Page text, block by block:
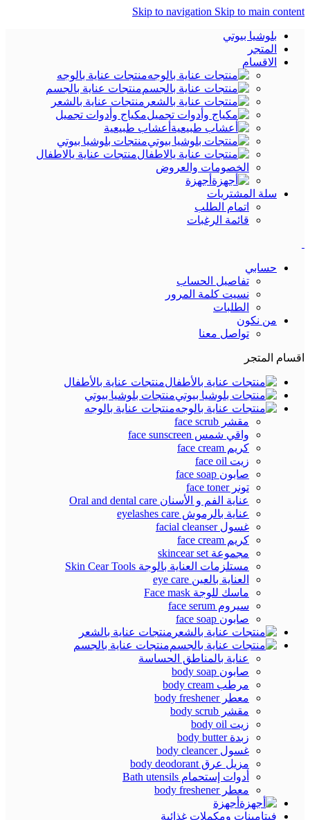
Skip to navigation Skip to main content
بلوشيا بيوتي
المتجر
الاقسام
منتجات عناية بالوجه
منتجات عناية بالجسم
منتجات عناية بالشعر
مكياج وأدوات تجميل
أعشاب طبيعية
منتجات بلوشيا بيوتي
منتجات عناية يالاطفال
الخصومات والعروض
أجهزة
سلة المشتريات
اتمام الطلب
قائمة الرغبات
حسابي
تفاصيل الحساب
نسيت كلمة المرور
الطلبات
من نكون
تواصل معنا
اقسام المتجر
منتجات عناية بالأطفال
منتجات بلوشيا بيوتي
منتجات عناية بالوجه
مقشر face scrub
واقي شمس face sunscreen
كريم face cream
زيت face oil
صابون face soap
تونر face toner
عناية الفم و الأسنان Oral and dental care
عناية بالرموش eyelashes care
غسول facial cleanser
كريم face cream
مجموعة skincear set
مستلزمات العناية بالوجة Skin Cear Tools
العناية بالعين eye care
ماسك للوجة Face mask
سيروم face serum
صابون face soap
منتجات عناية بالشعر
منتجات عناية بالجسم
عناية بالمناطق الحساسة
صابون body soap
مرطب body cream
معطر body freshener
مقشر body scrub
زيت body oil
زبدة body butter
غسول body cleancer
مزيل عرق body deodorant
أدوات إستحمام Bath utensils
معطر body freshener
أجهزة
فيتامينات ومكملات غذائية